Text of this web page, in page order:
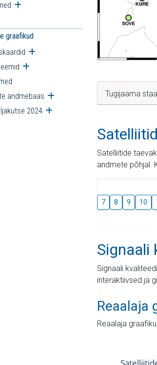
Ava alammenüü
graafikud
Ava alammenüü
Ava alammenüü
andmebaas Ava alammenüü
2024 Ava alammenüü
Tugijaama
Satelliitide
andmete põhjal.
7 8 9 10
Signaali
Signaali
interaktiivsed ja
Reaalaja
Reaalaja